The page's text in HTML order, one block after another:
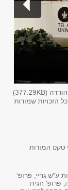
הורדה ( 377.29KB)
כל הזכויות שמורות
גריי טקס המורות
ע"ש גריי, פרופ'
פרופ' חגית